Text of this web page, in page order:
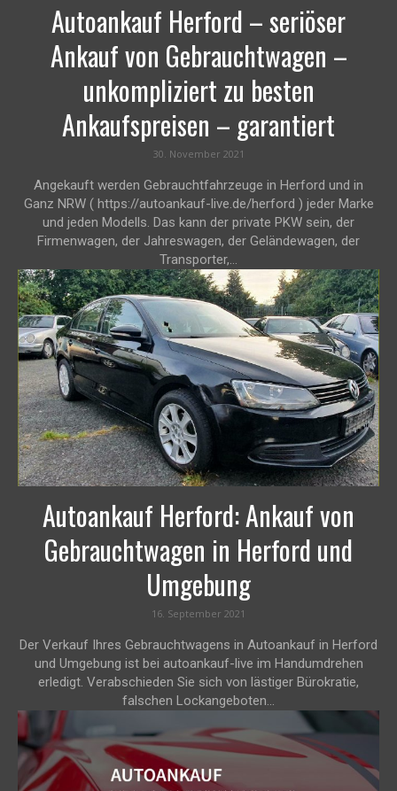
Autoankauf Herford – seriöser
Ankauf von Gebrauchtwagen –
unkompliziert zu besten
Ankaufspreisen – garantiert
30. November 2021
Angekauft werden Gebrauchtfahrzeuge in Herford und in
Ganz NRW ( https://autoankauf-live.de/herford ) jeder Marke
und jeden Modells. Das kann der private PKW sein, der
Firmenwagen, der Jahreswagen, der Geländewagen, der
Transporter,...
Autoankauf Herford: Ankauf von
Gebrauchtwagen in Herford und
Umgebung
16. September 2021
Der Verkauf Ihres Gebrauchtwagens in Autoankauf in Herford
und Umgebung ist bei autoankauf-live im Handumdrehen
erledigt. Verabschieden Sie sich von lästiger Bürokratie,
falschen Lockangeboten...